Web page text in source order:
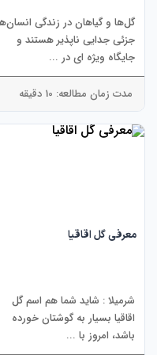
گل‌ها و گیاهان در زندگی انسان‌ها
جزئی جدایی ناپذیر هستند و
جایگاه ویژه ای در ...
مدت زمان مطالعه: 10 دقیقه
معرفی گل اقاقیا
شرمیلا : شاید شما هم اسم گل
اقاقیا بسیار به گوشتان خورده
باشد، امروز با ...